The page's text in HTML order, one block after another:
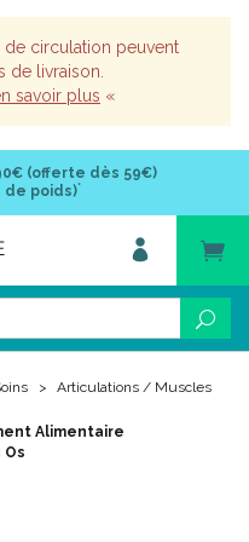
de circulation peuvent
de livraison.
savoir plus «
(offerte dès 59€)
de poids)*
Articulations / Muscles
Alimentaire